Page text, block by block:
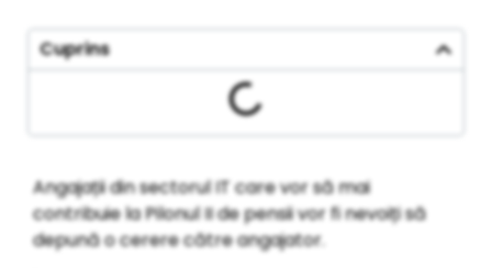
Angajații din sectorul IT care vor să mai
contribuie la Pilonul II de pensii vor fi nevoiți să
depună o cerere către angajator.
Cuprins